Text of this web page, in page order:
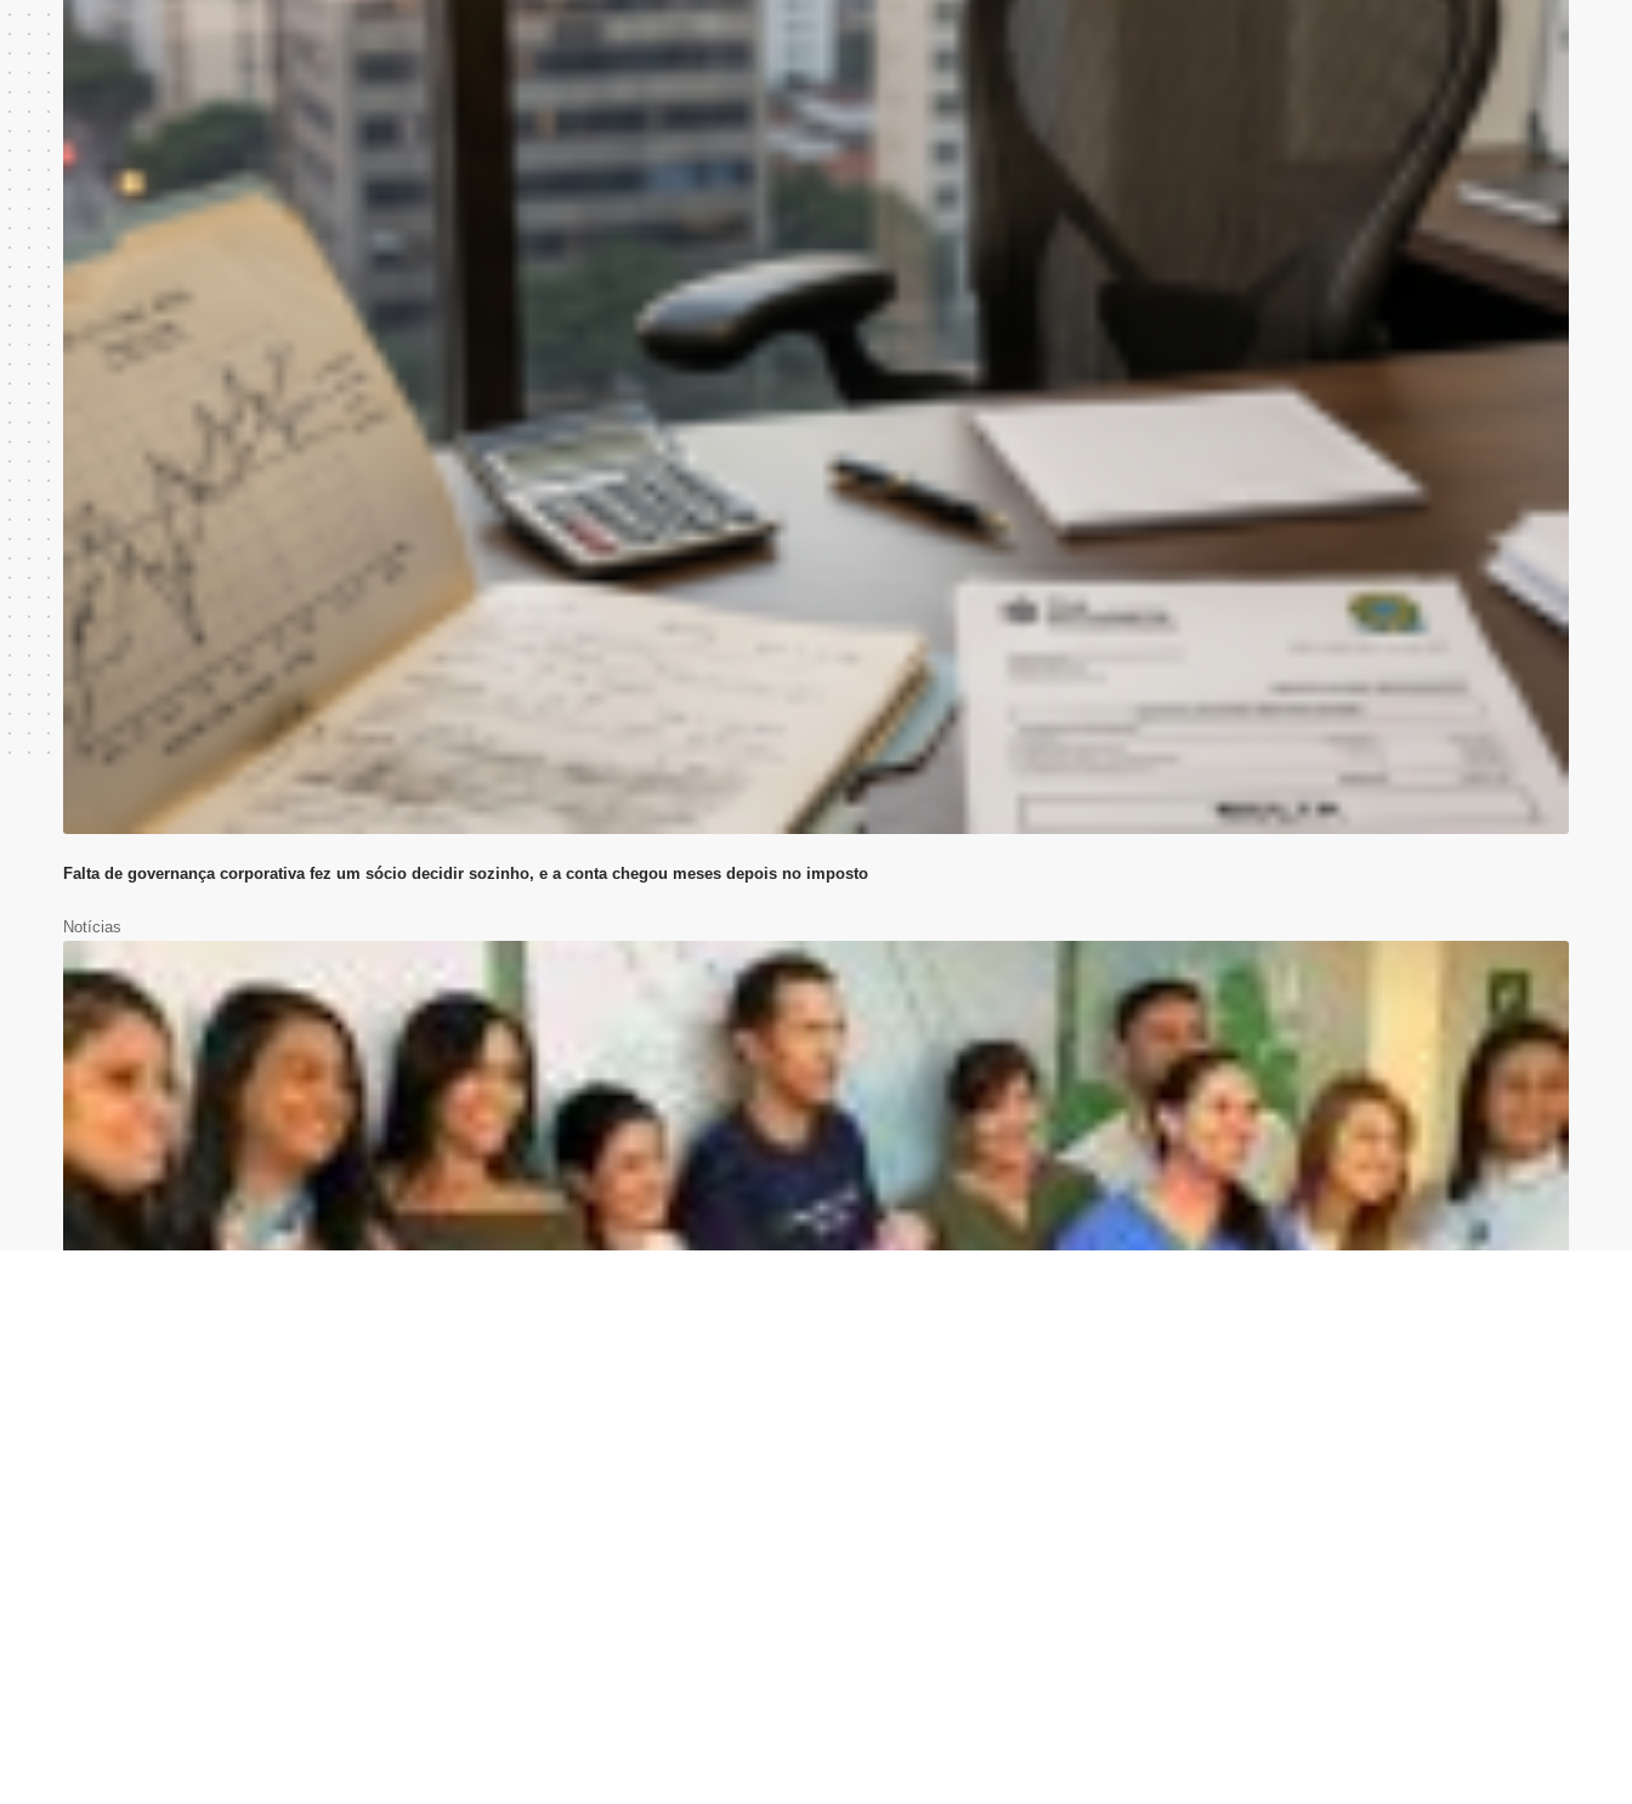
Falta de governança corporativa fez um sócio decidir sozinho, e a conta chegou meses depois no imposto
Notícias